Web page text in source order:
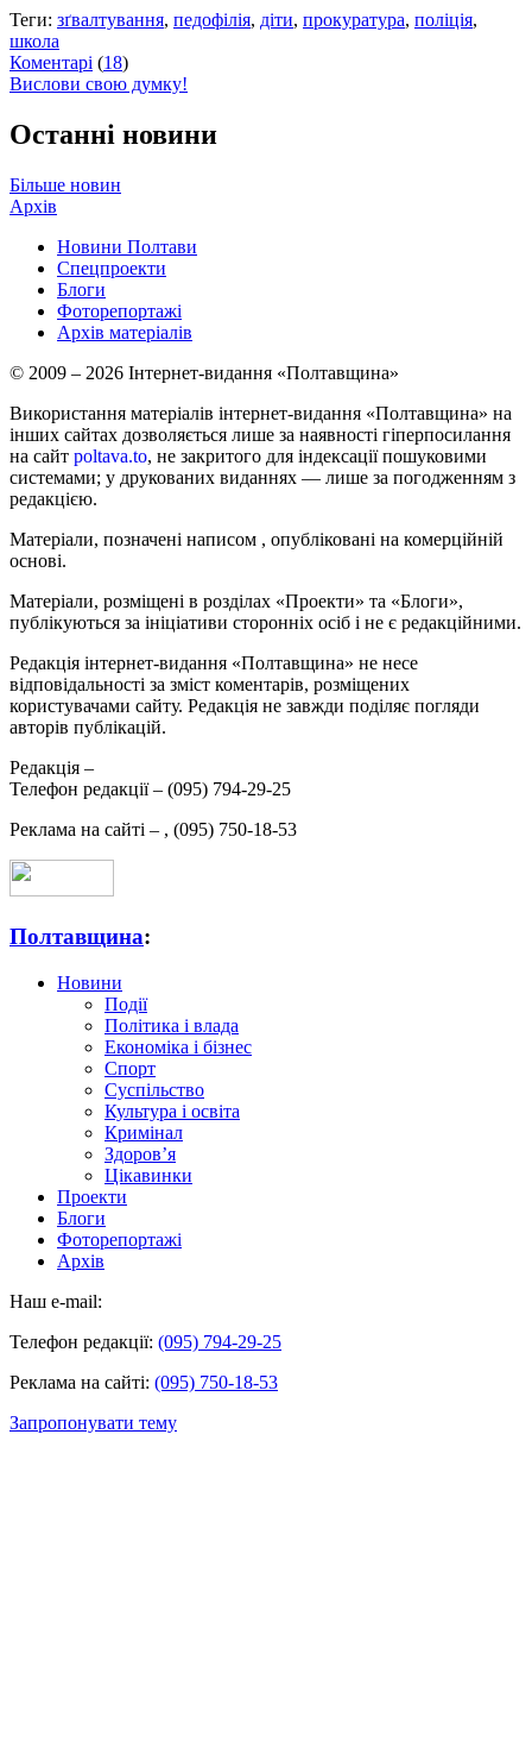
Теги: зґвалтування, педофілія, діти, прокуратура, поліція,
школа
Коментарі (18)
Вислови свою думку!
Останні новини
Більше новин
Архів
Новини Полтави
Спецпроекти
Блоги
Фоторепортажі
Архів матеріалів
© 2009 – 2026 Інтернет-видання «Полтавщина»
Використання матеріалів інтернет-видання «Полтавщина» на
інших сайтах дозволяється лише за наявності гіперпосилання
на сайт poltava.to, не закритого для індексації пошуковими
системами; у друкованих виданнях — лише за погодженням з
редакцією.
Матеріали, позначені написом , опубліковані на комерційній
основі.
Матеріали, розміщені в розділах «Проекти» та «Блоги»,
публікуються за ініціативи сторонніх осіб і не є редакційними.
Редакція інтернет-видання «Полтавщина» не несе
відповідальності за зміст коментарів, розміщених
користувачами сайту. Редакція не завжди поділяє погляди
авторів публікацій.
Редакція –
Телефон редакції – (095) 794-29-25
Реклама на сайті – , (095) 750-18-53
Полтавщина:
Новини
Події
Політика і влада
Економіка і бізнес
Спорт
Суспільство
Культура і освіта
Кримінал
Здоров’я
Цікавинки
Проекти
Блоги
Фоторепортажі
Архів
Наш e-mail:
Телефон редакції: (095) 794-29-25
Реклама на сайті: (095) 750-18-53
Запропонувати тему